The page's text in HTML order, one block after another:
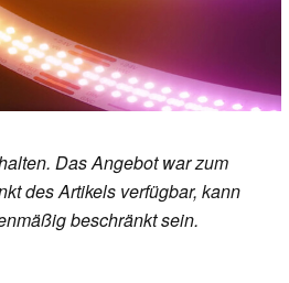
Das Angebot war zum
des Artikels verfügbar, kann
beschränkt sein.